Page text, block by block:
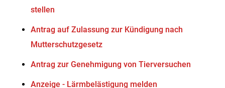
stellen
Antrag auf Zulassung zur Kündigung nach
Mutterschutzgesetz
Antrag zur Genehmigung von Tierversuchen
Anzeige - Lärmbelästigung melden